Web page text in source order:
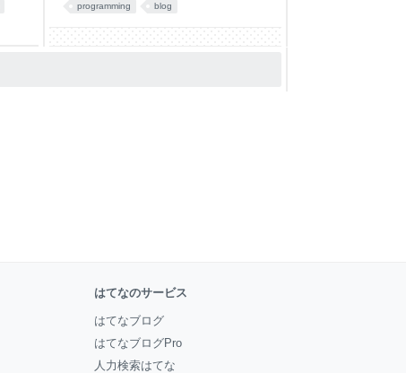
programming blog
はてなのサービス
はてなブログ
はてなブログPro
人力検索はてな